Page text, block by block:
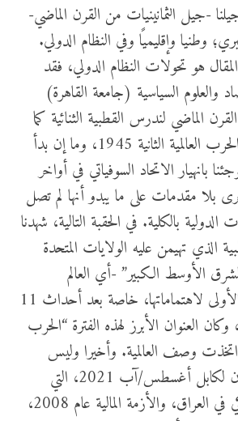
-جيل الثمانينيات من القرن الماضي-
وطنيا وإقليميًا وفي النظام الدولي.
هو تحولات النظام الدولي، فقد
والعلوم السياسية (جامعة القاهرة)
الماضي لندرس القطبية الثنائية كما
تبلورت تدريجيا بعد الحرب العالمية الثانية 1945، وما إن بدأ
بانهيار الاتحاد السوفياتي في أواخر
بلا مقدمات على ما يبدو أنها لم تصل
بالكلية. في الحقبة التالية، شهدنا
الذي تهيمن عليه الولايات المتحدة
الأوسط الكبير” -أي العالم
الإسلامي- الأولوية الأولى لاهتماماتها، خاصة بعد أحداث 11
سبتمبر/أيلول 2001، وكان العنوان الأبرز لهذه الفترة “الحرب
وصف العالمية. وأخيرا وليس
آخرا، مع عودة طالبان لكابل أغسطس/آب 2021، التي
سبقها الفشل الأميركي في العراق، والأزمة المالية عام 2008،